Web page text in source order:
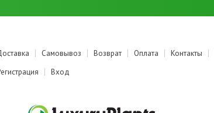
Самовывоз Возврат Оплата Контакты
Вход